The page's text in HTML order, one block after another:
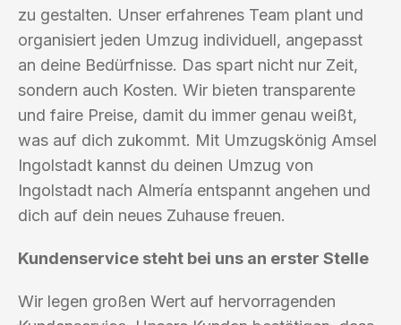
zu gestalten. Unser erfahrenes Team plant und
organisiert jeden Umzug individuell, angepasst
an deine Bedürfnisse. Das spart nicht nur Zeit,
sondern auch Kosten. Wir bieten transparente
und faire Preise, damit du immer genau weißt,
was auf dich zukommt. Mit Umzugskönig Amsel
Ingolstadt kannst du deinen Umzug von
Ingolstadt nach Almería entspannt angehen und
dich auf dein neues Zuhause freuen.
Kundenservice steht bei uns an erster Stelle
Wir legen großen Wert auf hervorragenden